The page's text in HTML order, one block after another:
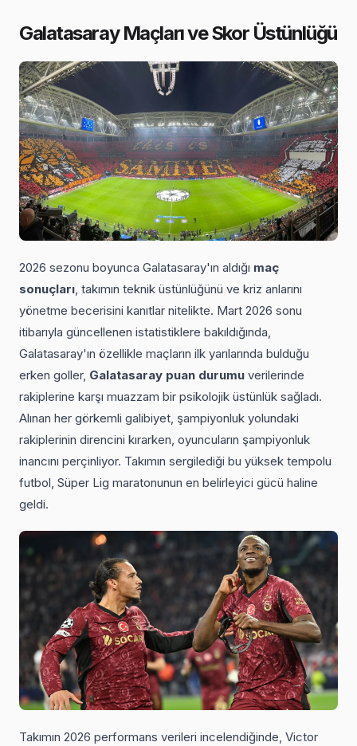
Galatasaray Maçları ve Skor Üstünlüğü
2026 sezonu boyunca Galatasaray'ın aldığı maç
sonuçları, takımın teknik üstünlüğünü ve kriz anlarını
yönetme becerisini kanıtlar nitelikte. Mart 2026 sonu
itibarıyla güncellenen istatistiklere bakıldığında,
Galatasaray'ın özellikle maçların ilk yarılarında bulduğu
erken goller, Galatasaray puan durumu verilerinde
rakiplerine karşı muazzam bir psikolojik üstünlük sağladı.
Alınan her görkemli galibiyet, şampiyonluk yolundaki
rakiplerinin direncini kırarken, oyuncuların şampiyonluk
inancını perçinliyor. Takımın sergilediği bu yüksek tempolu
futbol, Süper Lig maratonunun en belirleyici gücü haline
geldi.
Takımın 2026 performans verileri incelendiğinde, Victor